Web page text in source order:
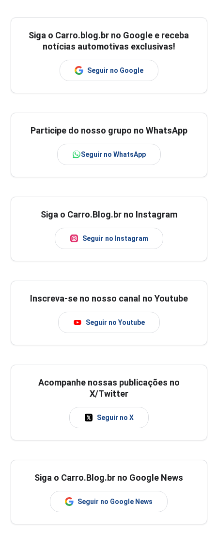
Siga o Carro.blog.br no Google e receba
notícias automotivas exclusivas!
Seguir no Google
Participe do nosso grupo no WhatsApp
Seguir no WhatsApp
Siga o Carro.Blog.br no Instagram
Seguir no Instagram
Inscreva-se no nosso canal no Youtube
Seguir no Youtube
Acompanhe nossas publicações no
X/Twitter
Seguir no X
Siga o Carro.Blog.br no Google News
Seguir no Google News